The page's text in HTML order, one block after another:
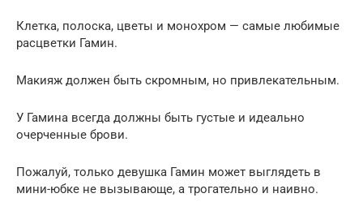
Клетка, полоска, цветы и монохром — самые любимые
расцветки Гамин.
Макияж должен быть скромным, но привлекательным.
У Гамина всегда должны быть густые и идеально
очерченные брови.
Пожалуй, только девушка Гамин может выглядеть в
мини-юбке не вызывающе, а трогательно и наивно.